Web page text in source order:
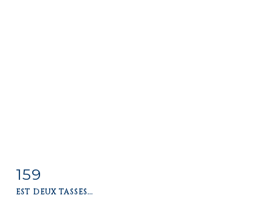
Item detail
159
EST DEUX TASSES...